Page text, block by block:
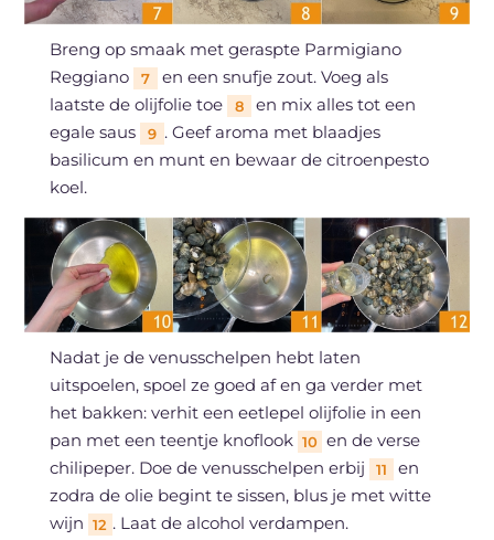
Breng op smaak met geraspte Parmigiano
Reggiano
7
en een snufje zout. Voeg als
laatste de olijfolie toe
8
en mix alles tot een
egale saus
9 . Geef aroma met blaadjes
basilicum en munt en bewaar de citroenpesto
koel.
Nadat je de venusschelpen hebt laten
uitspoelen, spoel ze goed af en ga verder met
het bakken: verhit een eetlepel olijfolie in een
pan met een teentje knoflook 10 en de verse
chilipeper. Doe de venusschelpen erbij
11
en
zodra de olie begint te sissen, blus je met witte
wijn 12 . Laat de alcohol verdampen.